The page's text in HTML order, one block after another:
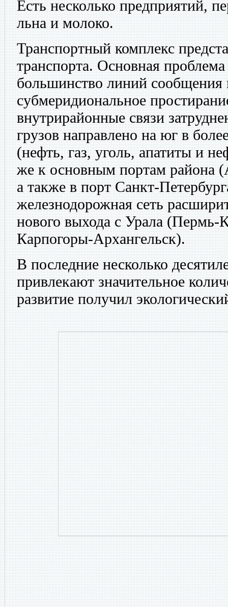
Есть несколько предприятий,
льна и молоко.
Транспортный комплекс
транспорта. Основная проблема
большинство линий
субмеридиональное
внутрирайонные связи
грузов направлено на юг в
(нефть, газ, уголь, апатиты и
же к основным портам района
а также в порт Санкт-
железнодорожная сеть
нового выхода с Урала
Карпогоры-Архангельск).
В последние несколько
привлекают значительное
развитие получил